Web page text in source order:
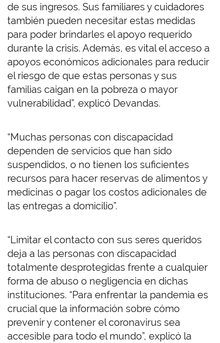
de sus ingresos. Sus familiares y cuidadores
también pueden necesitar estas medidas
para poder brindarles el apoyo requerido
durante la crisis. Además, es vital el acceso a
apoyos económicos adicionales para reducir
el riesgo de que estas personas y sus
familias caigan en la pobreza o mayor
vulnerabilidad”, explicó Devandas.
“Muchas personas con discapacidad
dependen de servicios que han sido
suspendidos, o no tienen los suficientes
recursos para hacer reservas de alimentos y
medicinas o pagar los costos adicionales de
las entregas a domicilio”.
“Limitar el contacto con sus seres queridos
deja a las personas con discapacidad
totalmente desprotegidas frente a cualquier
forma de abuso o negligencia en dichas
instituciones. “Para enfrentar la pandemia es
crucial que la información sobre cómo
prevenir y contener el coronavirus sea
accesible para todo el mundo”, explicó la